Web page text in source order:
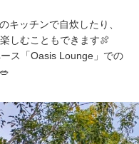
キッチンで自炊したり、
しむこともできます🍖
ス「Oasis Lounge」での